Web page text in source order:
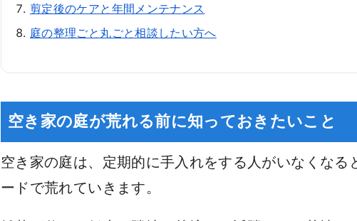
剪定後のケアと年間メンテナンス
庭の整理ごと丸ごと相談したい方へ
空き家の庭が荒れる前に知っておきたいこと
空き家の庭は、定期的に手入れをする人がいなくなる
ードで荒れていきます。